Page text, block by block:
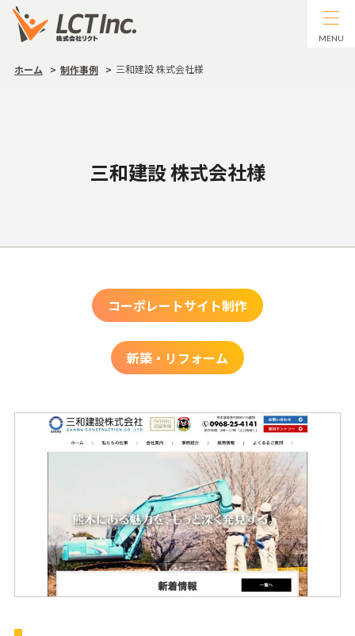
MENU
ホーム 制作事例 三和建設 株式会社様
三和建設 株式会社様
コーポレートサイト制作
新築・リフォーム